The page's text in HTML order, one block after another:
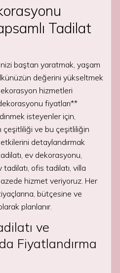
Tadilat
baştan yaratmak, yaşam
değerini yükseltmek
hizmetleri
fiyatları**
isteyenler için,
ve bu çeşitliliğin
detaylandırmak
ev dekorasyonu,
ofis tadilatı, villa
hizmet veriyoruz. Her
bütçesine ve
planlanır.
ve
Fiyatlandırma